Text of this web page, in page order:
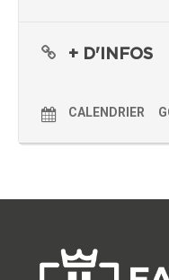
+ D'INFOS
CALENDRIER